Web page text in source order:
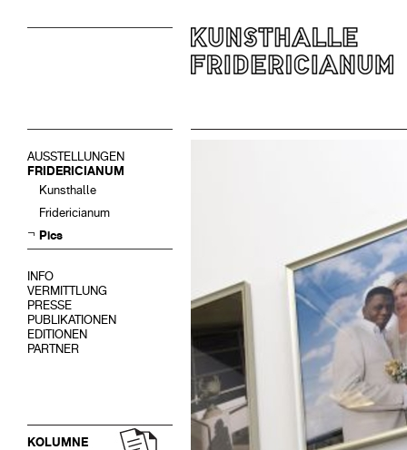
AUSSTELLUNGEN
FRIDERICIANUM
Kunsthalle
Fridericianum
Pics
INFO
VERMITTLUNG
PRESSE
PUBLIKATIONEN
EDITIONEN
PARTNER
KOLUMNE